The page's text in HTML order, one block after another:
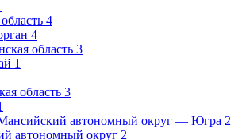
4
4
область 3
1
область 3
автономный округ — Югра 2
автономный округ 2